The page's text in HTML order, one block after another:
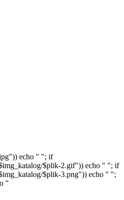
echo " "; if
$plik-2.gif")) echo " "; if
$plik-3.png")) echo " ";
"